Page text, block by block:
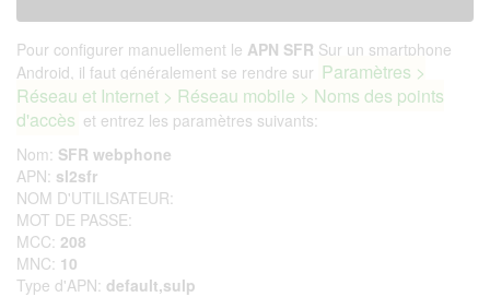
Pour configurer manuellement le APN SFR Sur un smartphone
Android, il faut généralement se rendre sur Paramètres >
Réseau et Internet > Réseau mobile > Noms des points
d'accès et entrez les paramètres suivants:
Nom: SFR webphone
APN: sl2sfr
NOM D'UTILISATEUR:
MOT DE PASSE:
MCC: 208
MNC: 10
Type d'APN: default,sulp